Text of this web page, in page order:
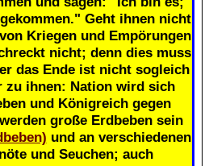
Geht ihnen nicht
Kriegen und Empörungen
nicht; denn dies muss
das Ende ist nicht sogleich
zu ihnen: Nation wird sich
und Königreich gegen
große Erdbeben sein
und an verschiedenen
und Seuchen; auch